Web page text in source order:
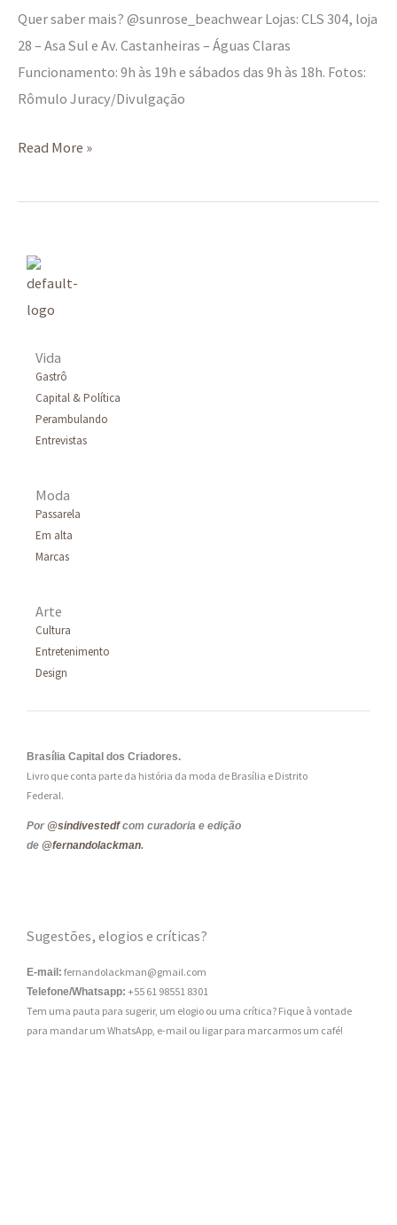
Quer saber mais? @sunrose_beachwear Lojas: CLS 304, loja
28 – Asa Sul e Av. Castanheiras – Águas Claras
Funcionamento: 9h às 19h e sábados das 9h às 18h. Fotos:
Rômulo Juracy/Divulgação
Read More »
Vida
Gastrô
Capital & Política
Perambulando
Entrevistas
Moda
Passarela
Em alta
Marcas
Arte
Cultura
Entretenimento
Design
Brasília Capital dos Criadores.
Livro que conta parte da história da moda de Brasília e Distrito
Federal.
Por @sindivestedfcom curadoria e edição
de @fernandolackman.
Sugestões, elogios e críticas?
E-mail: fernandolackman@gmail.com
Telefone/Whatsapp: +55 61 98551 8301
Tem uma pauta para sugerir, um elogio ou uma crítica? Fique à vontade
para mandar um WhatsApp, e-mail ou ligar para marcarmos um café!